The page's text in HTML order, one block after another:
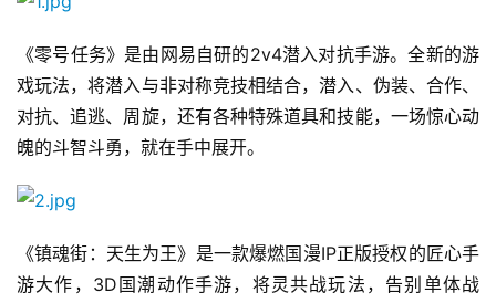
首
页
《零号任务》是由网易自研的2v4潜入对抗手游。全新的游
戏玩法，将潜入与非对称竞技相结合，潜入、伪装、合作、
对抗、追逃、周旋，还有各种特殊道具和技能，一场惊心动
魄的斗智斗勇，就在手中展开。
《镇魂街：天生为王》是一款爆燃国漫IP正版授权的匠心手
游大作，3D国潮动作手游，将灵共战玩法，告别单体战